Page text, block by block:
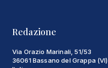
Redazione
Via Orazio Marinali, 51/53
36061 Bassano del Grappa (VI)